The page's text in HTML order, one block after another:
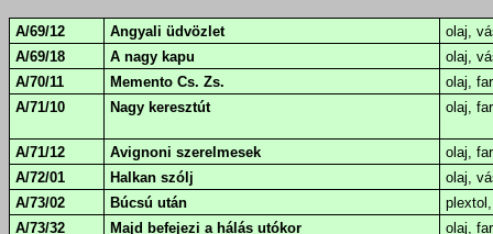
A/69/12 Angyali üdvözlet
olaj,
A/69/18
A nagy kapu
olaj,
A/70/11
Memento Cs. Zs.
olaj,
A/71/10
Nagy keresztút olaj,
A/71/12 Avignoni szerelmesek
olaj,
A/72/01
Halkan szólj
olaj,
A/73/02
Búcsú után
A/73/32
Majd befejezi a hálás utókor
olaj,